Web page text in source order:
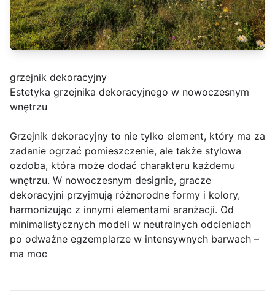
grzejnik dekoracyjny
Estetyka grzejnika dekoracyjnego w nowoczesnym
wnętrzu
Grzejnik dekoracyjny to nie tylko element, który ma za
zadanie ogrzać pomieszczenie, ale także stylowa
ozdoba, która może dodać charakteru każdemu
wnętrzu. W nowoczesnym designie, gracze
dekoracyjni przyjmują różnorodne formy i kolory,
harmonizując z innymi elementami aranżacji. Od
minimalistycznych modeli w neutralnych odcieniach
po odważne egzemplarze w intensywnych barwach –
ma moc